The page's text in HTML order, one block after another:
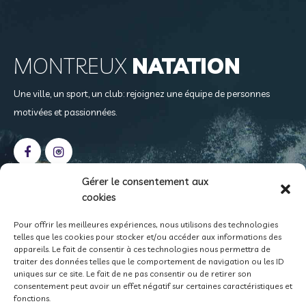
Gérer le consentement aux
cookies
Pour offrir les meilleures expériences, nous utilisons des technologies
telles que les cookies pour stocker et/ou accéder aux informations des
appareils. Le fait de consentir à ces technologies nous permettra de
traiter des données telles que le comportement de navigation ou les ID
uniques sur ce site. Le fait de ne pas consentir ou de retirer son
consentement peut avoir un effet négatif sur certaines caractéristiques et
fonctions.
MONTREUX NATATION
Une ville, un sport, un club: rejoignez une équipe de personnes
motivées et passionnées.
COORDONNÉES
Case postale 408
1815 Clarens
info@montreux-natation.ch